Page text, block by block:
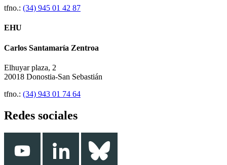
tfno.: (34) 945 01 42 87
EHU
Carlos Santamaría Zentroa
Elhuyar plaza, 2
20018 Donostia-San Sebastián
tfno.: (34) 943 01 74 64
Redes sociales